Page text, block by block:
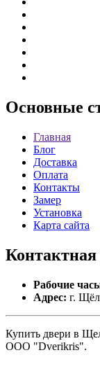
Основные
Главная
Блог
Доставка
Оплата
Контакты
Замер
Установка
Карта сайта
Контактная
Рабочие
Адрес: г.
Купить двери в
ООО "Dverikris".